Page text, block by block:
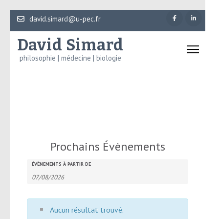
Aller
au
contenu
(Pressez
david.simard@u-pec.fr
David Simard
philosophie | médecine | biologie
Prochains Évènements
Recherche
et
Rechercher
Évènements
ÉVÈNEMENTS À PARTIR DE
Aucun résultat trouvé.